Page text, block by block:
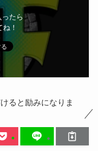
たら
！
ると励みになりま